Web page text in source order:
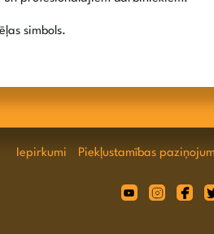
simbols.
Iepirkumi Piekļustamības